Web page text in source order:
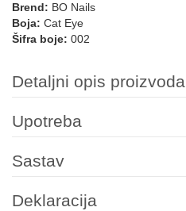
Brend: BO Nails
Boja: Cat Eye
Šifra boje: 002
Detaljni opis proizvoda
Upotreba
Sastav
Deklaracija